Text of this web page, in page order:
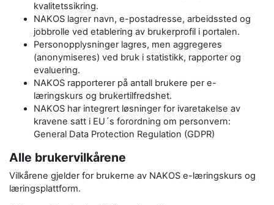
kvalitetssikring.
NAKOS lagrer navn, e-postadresse, arbeidssted og
jobbrolle ved etablering av brukerprofil i portalen.
Personopplysninger lagres, men aggregeres
(anonymiseres) ved bruk i statistikk, rapporter og
evaluering.
NAKOS rapporterer på antall brukere per e-
læringskurs og brukertilfredshet.
NAKOS har integrert løsninger for ivaretakelse av
kravene satt i EU´s forordning om personvern:
General Data Protection Regulation (GDPR)
Alle brukervilkårene
Vilkårene gjelder for brukerne av NAKOS e-læringskurs og
læringsplattform.